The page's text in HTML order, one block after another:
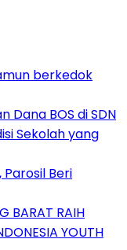
berkedok
Dana BOS di SDN
Sekolah yang
Parosil Beri
BARAT RAIH
YOUTH